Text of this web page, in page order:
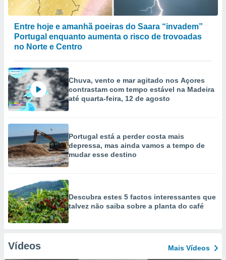
Entre hoje e amanhã poeiras do Saara “invadem”
Portugal enquanto aumenta o risco de trovoadas
no Norte e Centro
Chuva, vento e mar agitado nos Açores
contrastam com tempo estável na Madeira
até quarta-feira, 12 de agosto
Portugal está a perder costa mais
depressa, mas ainda vamos a tempo de
mudar esse destino
Descubra estes 5 factos interessantes que
talvez não saiba sobre a planta do café
Vídeos Mais Vídeos